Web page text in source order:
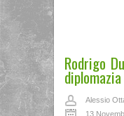
Rodrigo
diplomazia
Alessio
13